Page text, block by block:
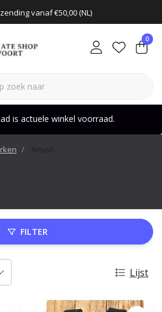
vanaf €50,00 (NL)
0
is actuele winkel voorraad.
Airush
FILTER
Lijst